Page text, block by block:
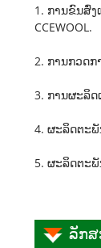
1. ການຂົນສົ່
CCEWOOL.
2. ການກວດກ
3. ການຜະລິ
4. ຜະລິດຕະ
5. ຜະລິດຕະ
ລັກສ